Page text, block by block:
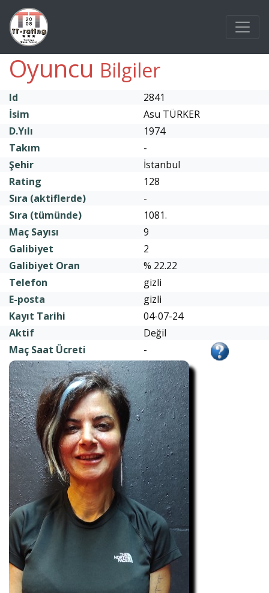
Oyuncu Bilgiler
Id
2841
İsim
Asu TÜRKER
D.Yılı
1974
Takım
-
Şehir
İstanbul
Rating
128
Sıra (aktiflerde)
-
Sıra (tümünde)
1081.
Maç Sayısı
9
Galibiyet
2
Galibiyet Oran
% 22.22
Telefon
gizli
E-posta
gizli
Kayıt Tarihi
04-07-24
Aktif
Değil
Maç Saat Ücreti
-